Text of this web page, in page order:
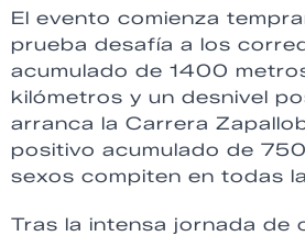
El evento comienza
prueba desafía a los
acumulado de 1400
kilómetros y un desnivel
arranca la Carrera
positivo acumulado de
sexos compiten en todas
Tras la intensa jornada de